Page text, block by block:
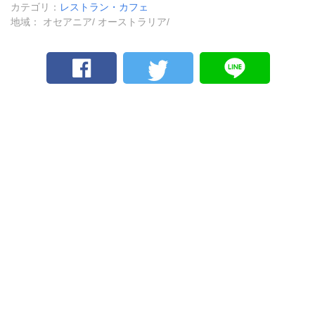
カテゴリ： レストラン・カフェ
地域： オセアニア/ オーストラリア/